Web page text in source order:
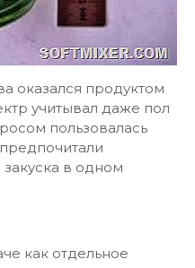
оказался продуктом
учитывал даже пол
пользовалась
в одном
как отдельное